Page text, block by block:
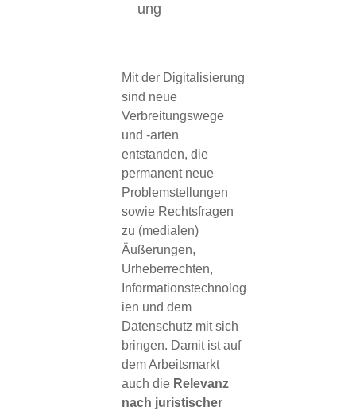
ung
Mit der Digitalisierung
sind neue
Verbreitungswege
und -arten
entstanden, die
permanent neue
Problemstellungen
sowie Rechtsfragen
zu (medialen)
Äußerungen,
Urheberrechten,
Informationstechnolog
ien und dem
Datenschutz mit sich
bringen. Damit ist auf
dem Arbeitsmarkt
auch die Relevanz
nach juristischer